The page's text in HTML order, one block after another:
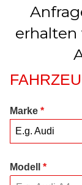
erhalten
Marke *
E.g. Audi
Modell *